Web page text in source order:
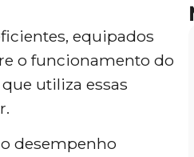
equipados
o funcionamento do
utiliza essas
desempenho